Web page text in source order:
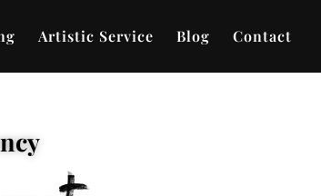
Artistic Service Blog Contact